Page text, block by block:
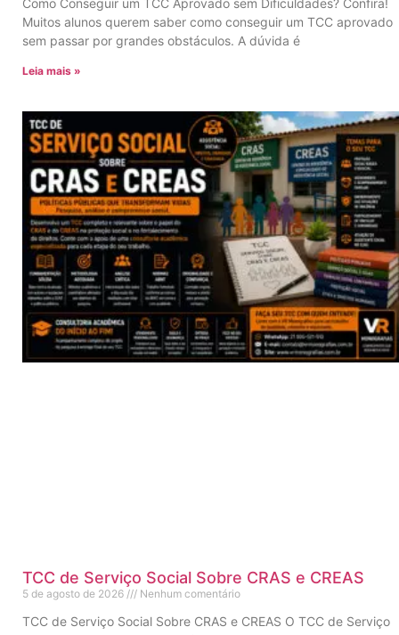
Muitos alunos querem saber como conseguir um TCC aprovado
sem passar por grandes obstáculos. A dúvida é
Leia mais »
TCC de Serviço Social Sobre CRAS e CREAS
5 de agosto de 2026 Nenhum comentário
TCC de Serviço Social Sobre CRAS e CREAS O TCC de Serviço